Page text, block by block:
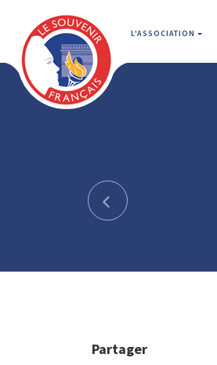
L'ASSOCIATION
Partager